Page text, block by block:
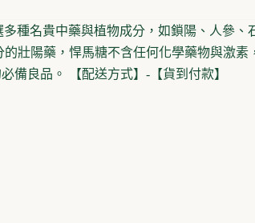
種名貴中藥與植物成分，如鎖陽、人參
壯陽藥，悍馬糖不含任何化學藥物與激
備良品。 【配送方式】-【貨到付款】